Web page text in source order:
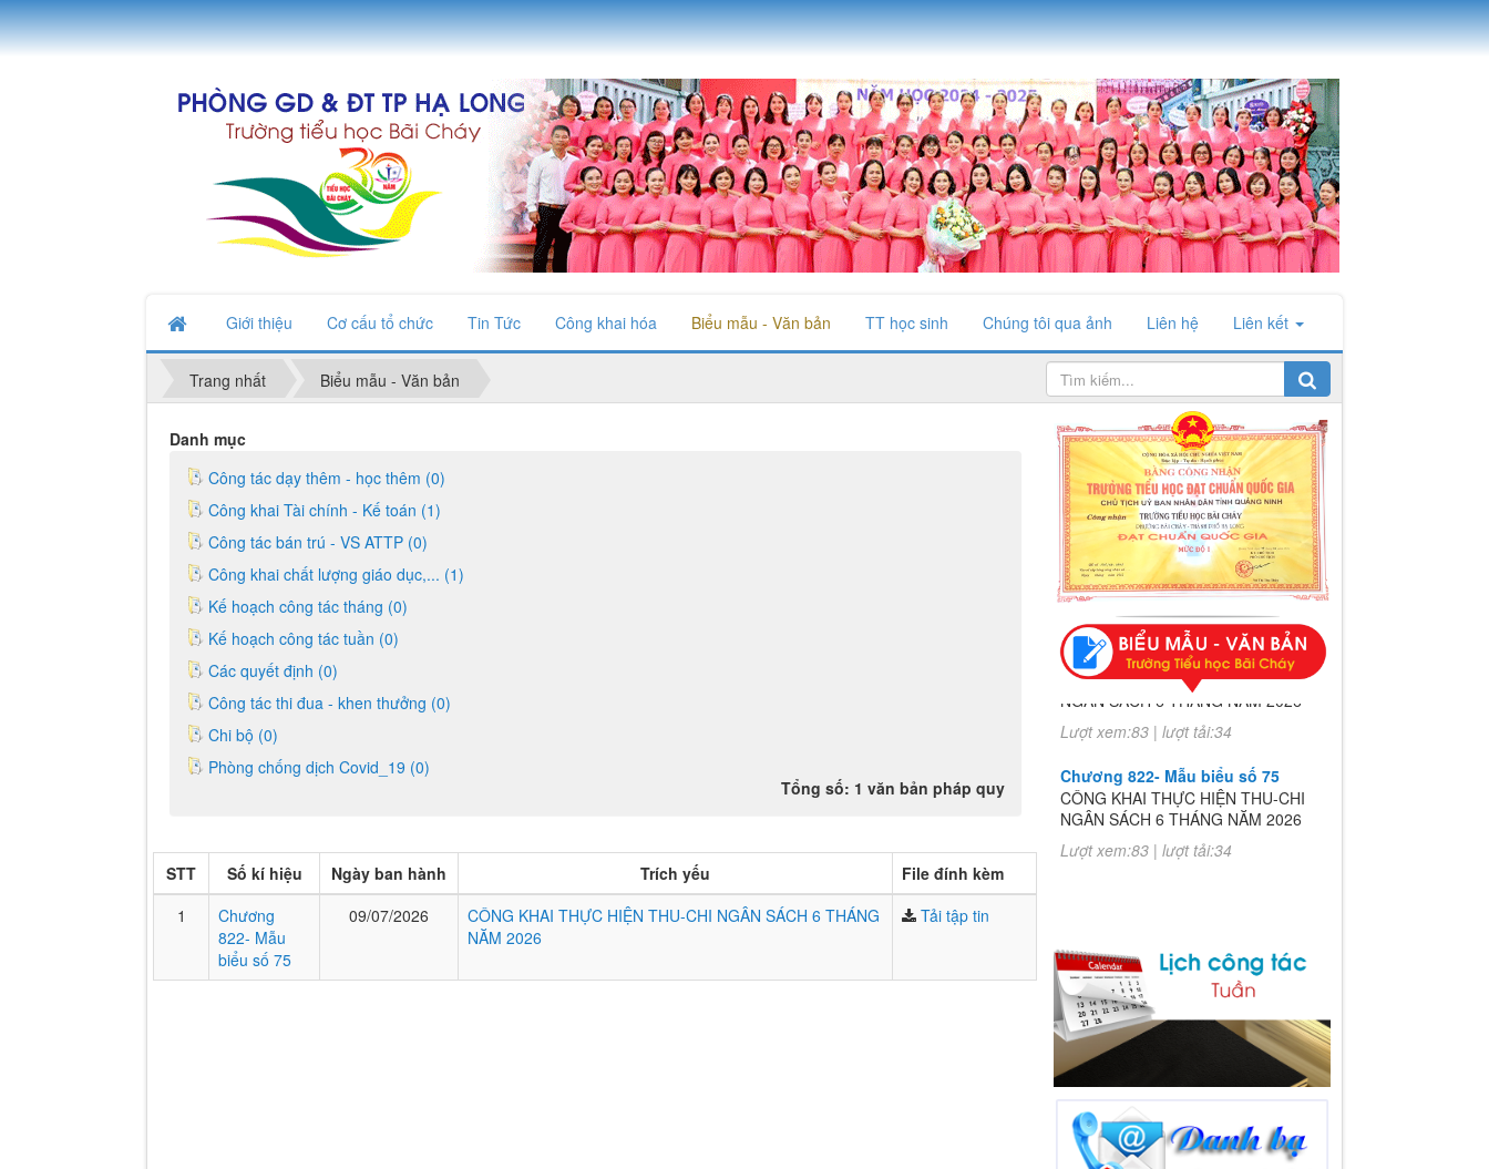
Giới thiệu Cơ cấu tổ chức Tin Tức Công khai hóa Biểu mẫu - Văn bản TT học sinh Chúng tôi qua ảnh Liên hệ Liên kết
Trang nhất Biểu mẫu - Văn bản
Danh mục
Công tác dạy thêm - học thêm (0)
Công khai Tài chính - Kế toán (1)
Công tác bán trú - VS ATTP (0)
Công khai chất lượng giáo dục,... (1)
Kế hoạch công tác tháng (0)
Kế hoạch công tác tuần (0)
Các quyết định (0)
Công tác thi đua - khen thưởng (0)
Chi bộ (0)
Phòng chống dịch Covid_19 (0)
Tổng số: 1 văn bản pháp quy
STT Số kí hiệu Ngày ban hành Trích yếu
File đính kèm
1
Chương
822- Mẫu
biểu số 75
09/07/2026
CÔNG KHAI THỰC HIỆN THU-CHI NGÂN SÁCH 6 THÁNG
NĂM 2026
Tải tập tin
Chương 822- Mẫu biểu số 75
CÔNG KHAI THỰC HIỆN THU-CHI
NGÂN SÁCH 6 THÁNG NĂM 2026
Chương 822- Mẫu biểu số 75
CÔNG KHAI THỰC HIỆN THU-CHI
NGÂN SÁCH 6 THÁNG NĂM 2026